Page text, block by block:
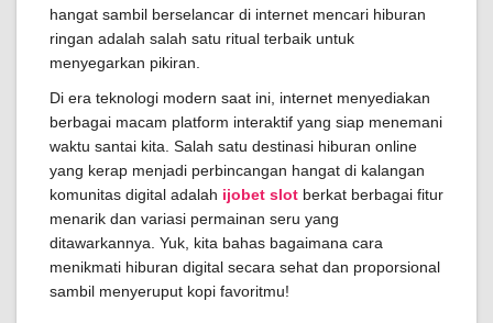
hangat sambil berselancar di internet mencari hiburan
ringan adalah salah satu ritual terbaik untuk
menyegarkan pikiran.
Di era teknologi modern saat ini, internet menyediakan
berbagai macam platform interaktif yang siap menemani
waktu santai kita. Salah satu destinasi hiburan online
yang kerap menjadi perbincangan hangat di kalangan
komunitas digital adalah ijobet slot berkat berbagai fitur
menarik dan variasi permainan seru yang
ditawarkannya. Yuk, kita bahas bagaimana cara
menikmati hiburan digital secara sehat dan proporsional
sambil menyeruput kopi favoritmu!